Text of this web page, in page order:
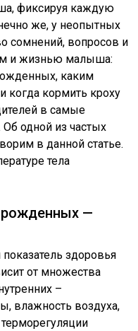
фиксируя каждую
же, у неопытных
сомнений, вопросов и
и жизнью малыша:
каким
когда кормить кроху
в самые
одной из частых
в данной статье.
тела
—
здоровья
от множества
–
влажность воздуха,